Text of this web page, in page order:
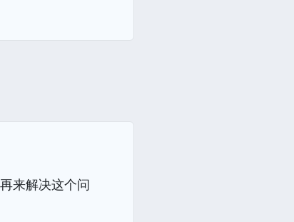
来解决这个问